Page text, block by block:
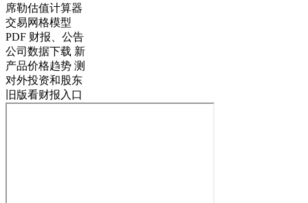
席勒估值计算器
交易网格模型
PDF 财报、公告
公司数据下载 新
产品价格趋势 测
对外投资和股东
旧版看财报入口